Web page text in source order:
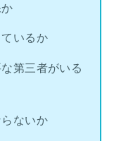
いるか
第三者がいる
ないか